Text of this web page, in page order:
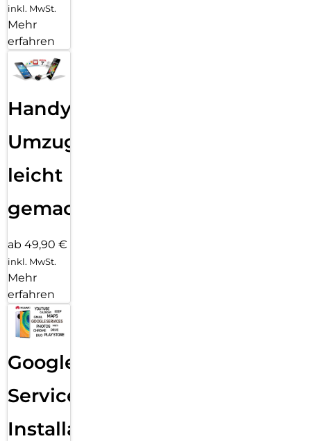
inkl. MwSt.
Mehr
erfahren
Handy
Umzug
leicht
gemacht!
ab 49,90 €
inkl. MwSt.
Mehr
erfahren
Google
Services
Installation